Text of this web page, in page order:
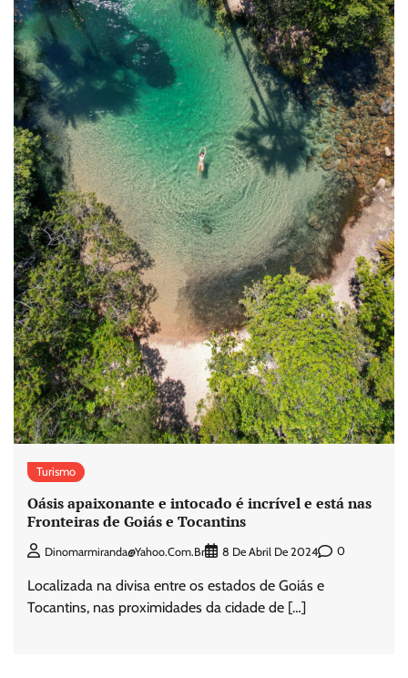
Turismo
Oásis apaixonante e intocado é incrível e está nas
Fronteiras de Goiás e Tocantins
Dinomarmiranda@yahoo.com.br 8 De Abril De 2024 0
Localizada na divisa entre os estados de Goiás e
Tocantins, nas proximidades da cidade de […]